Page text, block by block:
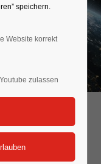
speichern.
Website korrekt
zulassen